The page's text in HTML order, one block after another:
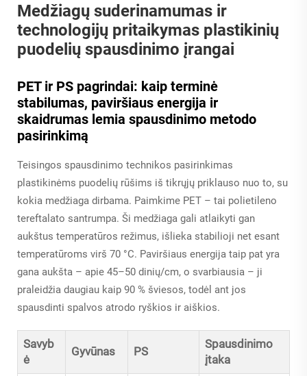
Medžiagų suderinamumas ir
technologijų pritaikymas plastikinių
puodelių spausdinimo įrangai
PET ir PS pagrindai: kaip terminė
stabilumas, paviršiaus energija ir
skaidrumas lemia spausdinimo metodo
pasirinkimą
Teisingos spausdinimo technikos pasirinkimas
plastikinėms puodelių rūšims iš tikrųjų priklauso nuo to, su
kokia medžiaga dirbama. Paimkime PET – tai polietileno
tereftalato santrumpa. Ši medžiaga gali atlaikyti gan
aukštus temperatūros režimus, išlieka stabilioji net esant
temperatūroms virš 70 °C. Paviršiaus energija taip pat yra
gana aukšta – apie 45–50 dinių/cm, o svarbiausia – ji
praleidžia daugiau kaip 90 % šviesos, todėl ant jos
spausdinti spalvos atrodo ryškios ir aiškios.
Savyb
ė
Gyvūnas PS
Spausdinimo
įtaka